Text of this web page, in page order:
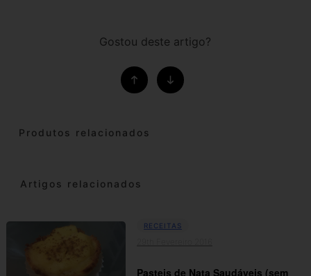
Gostou deste artigo?
Produtos relacionados
Artigos relacionados
RECEITAS
Pasteis de Nata Saudáveis (sem